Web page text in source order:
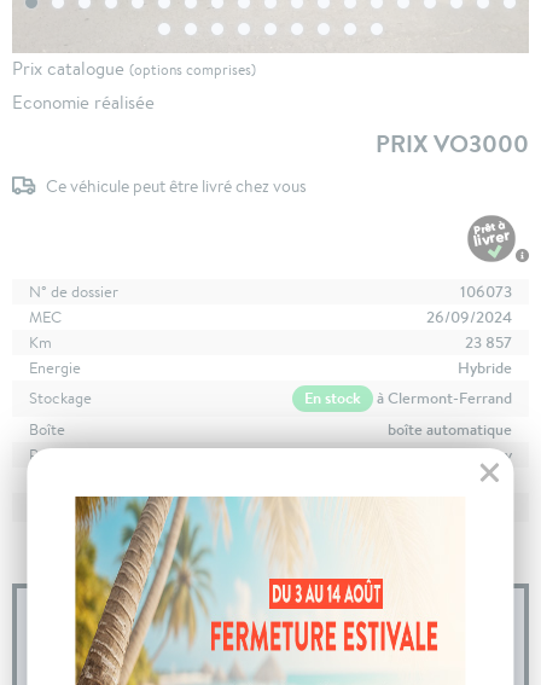
Prix catalogue (options comprises)
Economie réalisée
PRIX VO3000
Ce véhicule peut être livré chez vous
N° de dossier
106073
MEC
26/09/2024
Km
23 857
Energie
Hybride
Stockage
En stock
à Clermont-Ferrand
Boîte
boîte automatique
Puissance
7 cv
Gris titane
avec WLTP
04 73 14 64 14
(Prix d'un appel local)